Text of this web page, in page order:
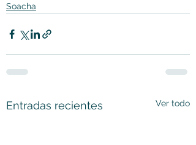
Soacha
Entradas recientes Ver todo